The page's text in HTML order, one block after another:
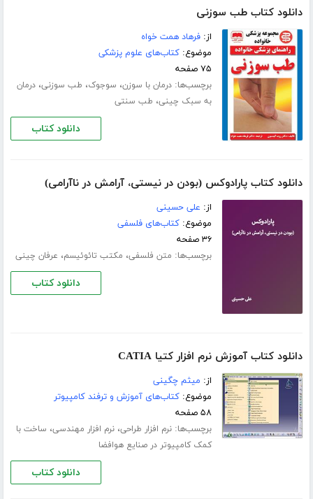
دانلود کتاب طب سوزنی
از:فرهاد همت خواه
موضوع:کتاب‌های علوم پزشکی
۷۵ صفحه
برچسب‌ها:درمان با سوزن، سوجوک، طب سوزنی،درمان
به سبک چینی، طب سنتی
دانلود کتاب
دانلود کتاب پارادوکس (بودن در نیستی، آرامش در ناآرامی)
از: علی حسینی
موضوع:کتاب‌های فلسفی
۳۶ صفحه
برچسب‌ها: متن فلسفی، مکتب تائوئیسم، عرفان چینی
دانلود کتاب
دانلود کتاب آموزش نرم افزار کتیا CATIA
از: میثم چگینی
موضوع:کتاب‌های آموزش و ترفند کامپیوتر
۵۸ صفحه
برچسب‌ها:نرم افزار طراحی،نرم افزار مهندسی، ساخت با
کمک کامپیوتر در صنایع هوافضا
دانلود کتاب